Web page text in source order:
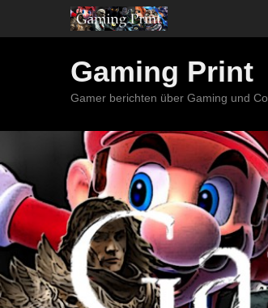
Gaming Print
Gamer berichten über Gaming und Co